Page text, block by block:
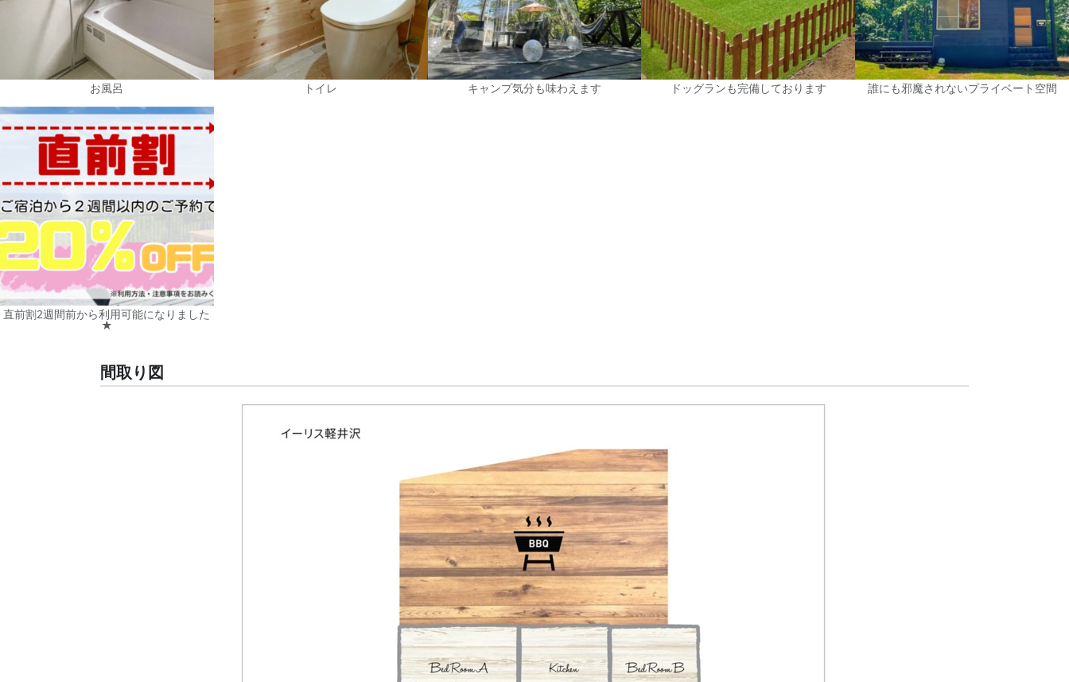
お風呂 トイレ キャンプ気分も味わえます ドッグランも完備しております 誰にも邪魔されないプライベート空間
直前割2週間前から利用可能になりました
★
間取り図